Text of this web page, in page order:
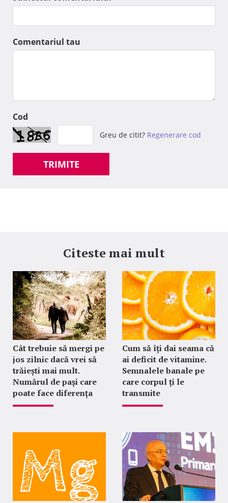
Comentariul tau
Cod
Greu de citit? Regenerare cod
TRIMITE
Citeste mai mult
Cât trebuie să mergi pe
jos zilnic dacă vrei să
trăiești mai mult.
Numărul de pași care
poate face diferența
Cum să îți dai seama că
ai deficit de vitamine.
Semnalele banale pe
care corpul ți le
transmite